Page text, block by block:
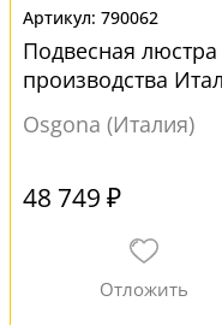
790062
Подвесная люстра
производства
Osgona (Италия)
48 749 ₽